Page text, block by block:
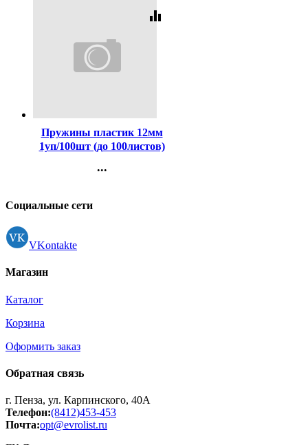
equalizer
Пружины пластик 12мм
1уп/100шт (до 100листов)
арт.4125506
...
Регистрация
Социальные сети
VKontakte
Магазин
Каталог
Корзина
Оформить заказ
Обратная связь
г. Пенза, ул. Карпинского, 40А
Телефон:(8412)453-453
Почта:opt@evrolist.ru